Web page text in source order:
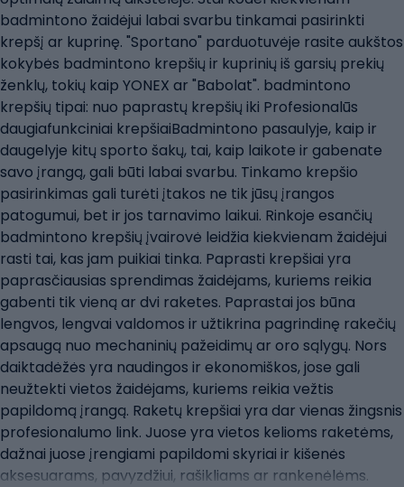
badmintono žaidėjui labai svarbu tinkamai pasirinkti
krepšį ar kuprinę. "Sportano" parduotuvėje rasite aukštos
kokybės badmintono krepšių ir kuprinių iš garsių prekių
ženklų, tokių kaip YONEX ar "Babolat". badmintono
krepšių tipai: nuo paprastų krepšių iki Profesionalūs
daugiafunkciniai krepšiaiBadmintono pasaulyje, kaip ir
daugelyje kitų sporto šakų, tai, kaip laikote ir gabenate
savo įrangą, gali būti labai svarbu. Tinkamo krepšio
pasirinkimas gali turėti įtakos ne tik jūsų įrangos
patogumui, bet ir jos tarnavimo laikui. Rinkoje esančių
badmintono krepšių įvairovė leidžia kiekvienam žaidėjui
rasti tai, kas jam puikiai tinka. Paprasti krepšiai yra
paprasčiausias sprendimas žaidėjams, kuriems reikia
gabenti tik vieną ar dvi raketes. Paprastai jos būna
lengvos, lengvai valdomos ir užtikrina pagrindinę rakečių
apsaugą nuo mechaninių pažeidimų ar oro sąlygų. Nors
daiktadėžės yra naudingos ir ekonomiškos, jose gali
neužtekti vietos žaidėjams, kuriems reikia vežtis
papildomą įrangą. Raketų krepšiai yra dar vienas žingsnis
profesionalumo link. Juose yra vietos kelioms raketėms,
dažnai juose įrengiami papildomi skyriai ir kišenės
aksesuarams, pavyzdžiui, rašikliams ar rankenėlėms.